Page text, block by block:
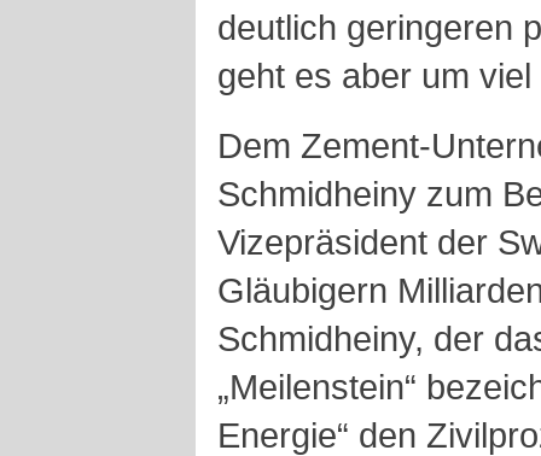
deutlich geringeren
geht es aber um viel
Dem Zement-
Schmidheiny zum
Vizepräsident der
Gläubigern
Schmidheiny, der
„Meilenstein“
Energie“ den